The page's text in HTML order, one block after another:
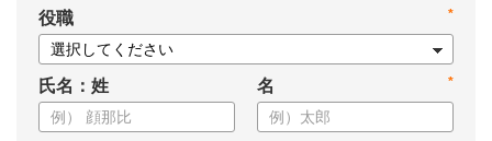
*
役職
氏名：姓 *
名